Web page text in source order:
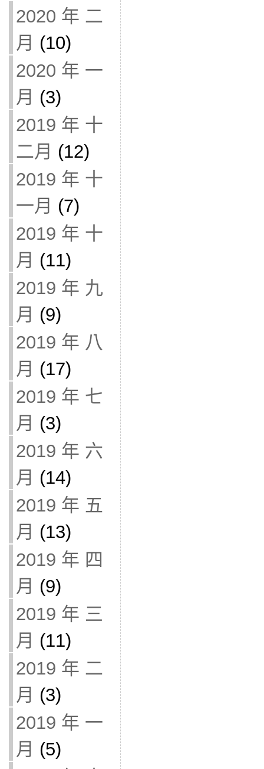
2020 年 二
月 (10)
2020 年 一
月 (3)
2019 年 十
二月 (12)
2019 年 十
一月 (7)
2019 年 十
月 (11)
2019 年 九
月 (9)
2019 年 八
月 (17)
2019 年 七
月 (3)
2019 年 六
月 (14)
2019 年 五
月 (13)
2019 年 四
月 (9)
2019 年 三
月 (11)
2019 年 二
月 (3)
2019 年 一
月 (5)